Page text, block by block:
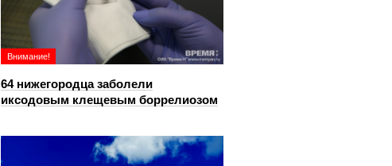
Внимание!
64 нижегородца заболели
иксодовым клещевым боррелиозом